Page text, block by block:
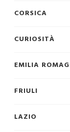
CORSICA
CURIOSITÀ
EMILIA
FRIULI
LAZIO